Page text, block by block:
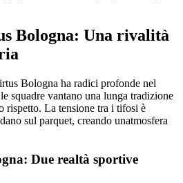
Bologna: Una rivalità
Bologna ha radici profonde nel
squadre vantano una lunga tradizione
rispetto. La tensione tra i tifosi è
sul parquet, creando unatmosfera
Due realtà sportive